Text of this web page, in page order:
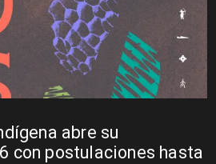
abre su
con postulaciones hasta